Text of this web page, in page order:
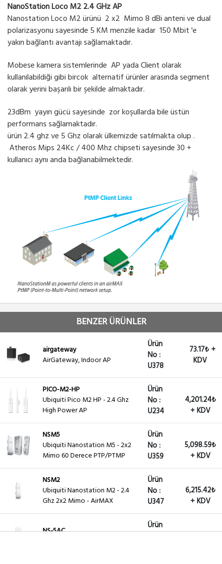
NanoStation Loco M2 2.4 GHz AP
Nanostation Loco M2 ürünü 2 x2 Mimo 8 dBi anteni ve dual
polarizasyonu sayesinde 5 KM menzile kadar 150 Mbit 'e
yakın bağlantı avantajı sağlamaktadır.
Mobese kamera sistemlerinde AP yada Client olarak
kullanilabildiği gibi bircok alternatif ürünler arasında segment
olarak yerini başarılı bir şekilde almaktadır.
23dBm yayın gücü sayesinde zor koşullarda bile üstün
performans sağlamaktadır.
ürün 2.4 ghz ve 5 Ghz olarak ülkemizde satılmakta olup .
Atheros Mips 24Kc / 400 Mhz chipseti sayesinde 30 +
kullanıcı aynı anda bağlanabilmektedir.
BENZER ÜRÜNLER
airgateway
AirGateway, Indoor AP
Ürün
No :
U378
73.17₺ +
KDV
PICO-M2-HP
Ubiquiti Pico M2 HP - 2.4 Ghz
High Power AP
Ürün
No :
U234
4,201.24₺
+ KDV
NSM5
Ubiquiti Nanostation M5 - 2x2
Mimo 60 Derece PTP/PTMP
Ürün
No :
U359
5,098.59₺
+ KDV
NSM2
Ubiquiti Nanostation M2 - 2.4
Ghz 2x2 Mimo - AirMAX
Ürün
No :
U347
6,215.42₺
+ KDV
NS-5AC
Ürün
6,798.12₺